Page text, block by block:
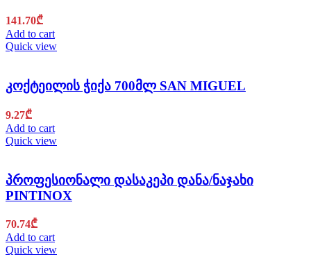
141.70₾
Add to cart
Quick view
კოქტეილის ჭიქა 700მლ SAN MIGUEL
9.27₾
Add to cart
Quick view
პროფესიონალი დასაკეპი დანა/ნაჯახი
PINTINOX
70.74₾
Add to cart
Quick view